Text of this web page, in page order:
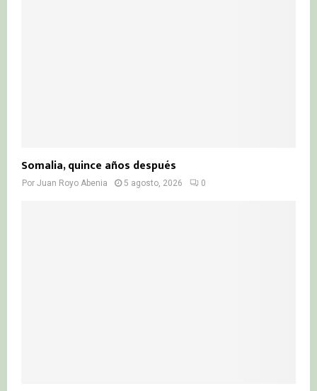
Somalia, quince años después
Por Juan Royo Abenia 5 agosto, 2026 0